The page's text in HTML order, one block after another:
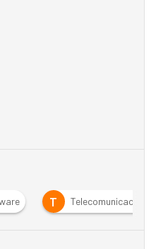
T Telecomunicaciones